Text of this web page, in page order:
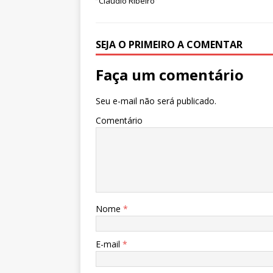
p o
SEJA O PRIMEIRO A COMENTAR
Faça um comentário
Seu e-mail não será publicado.
Comentário
Nome *
E-mail *